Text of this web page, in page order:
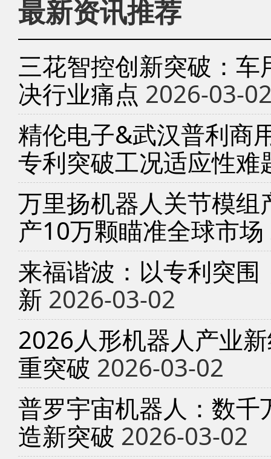
最新资讯推荐
三花智控创新突破：
决行业痛点 2026-03-
精伦电子&武汉普利商
专利突破工况适应性难
万里扬机器人关节模
产10万颗瞄准全球市场
来福谐波：以专利突
新 2026-03-02
2026人形机器人产业
重突破 2026-03-02
普罗宇宙机器人：数
造新突破 2026-03-02